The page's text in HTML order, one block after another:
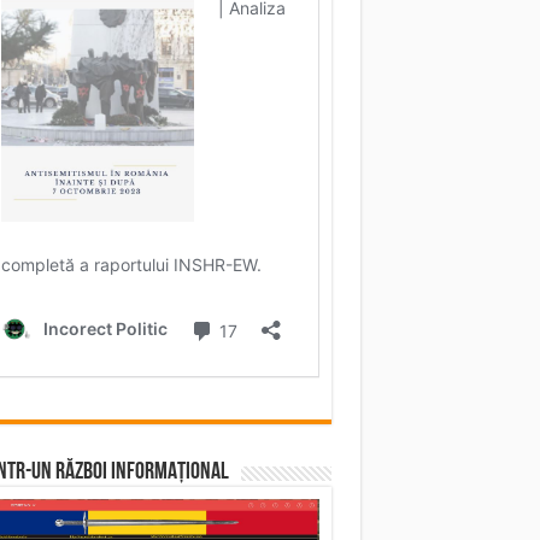
un RĂZBOI INFORMAȚIONAL